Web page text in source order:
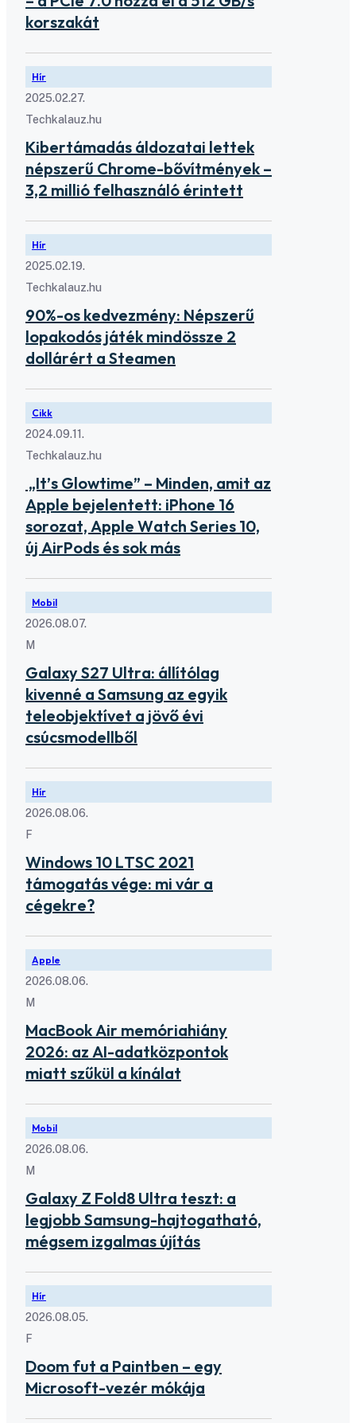
korszakát
Hír
2025.02.27.
Techkalauz.hu
Kibertámadás áldozatai lettek
népszerű Chrome-bővítmények –
3,2 millió felhasználó érintett
Hír
2025.02.19.
Techkalauz.hu
90%-os kedvezmény: Népszerű
lopakodós játék mindössze 2
dollárért a Steamen
Cikk
2024.09.11.
Techkalauz.hu
„It’s Glowtime” – Minden, amit az
Apple bejelentett: iPhone 16
sorozat, Apple Watch Series 10,
új AirPods és sok más
Mobil
2026.08.07.
M
Galaxy S27 Ultra: állítólag
kivenné a Samsung az egyik
teleobjektívet a jövő évi
csúcsmodellből
Hír
2026.08.06.
F
Windows 10 LTSC 2021
támogatás vége: mi vár a
cégekre?
Apple
2026.08.06.
M
MacBook Air memóriahiány
2026: az AI-adatközpontok
miatt szűkül a kínálat
Mobil
2026.08.06.
M
Galaxy Z Fold8 Ultra teszt: a
legjobb Samsung-hajtogatható,
mégsem izgalmas újítás
Hír
2026.08.05.
F
Doom fut a Paintben – egy
Microsoft-vezér mókája